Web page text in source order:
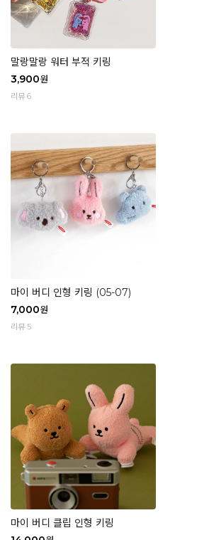
말랑말랑 워터 부적 키링
3,900원
리뷰 6
마이 버디 인형 키링 (05-07)
7,000원
리뷰 5
마이 버디 클립 인형 키링